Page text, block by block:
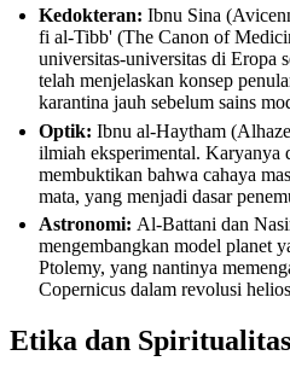
Kedokteran: Ibnu Sina
fi al-Tibb' (The Canon of
universitas-universitas di Eropa
telah menjelaskan konsep
karantina jauh sebelum sains
Optik: Ibnu al-Haytham
ilmiah eksperimental. Karyanya
membuktikan bahwa cahaya
mata, yang menjadi dasar
Astronomi: Al-Battani dan
mengembangkan model planet
Ptolemy, yang nantinya
Copernicus dalam revolusi
Etika dan